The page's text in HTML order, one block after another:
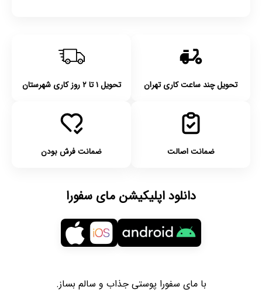
تحویل چند ساعت کاری تهران تحویل ۱ تا ۲ روز کاری شهرستان
ضمانت اصالت ضمانت فرش بودن
دانلود اپلیکیشن مای سفورا
با مای سفورا پوستی جذاب و سالم بساز.